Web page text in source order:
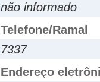
não informado
Telefone/Ramal
7337
Endereço